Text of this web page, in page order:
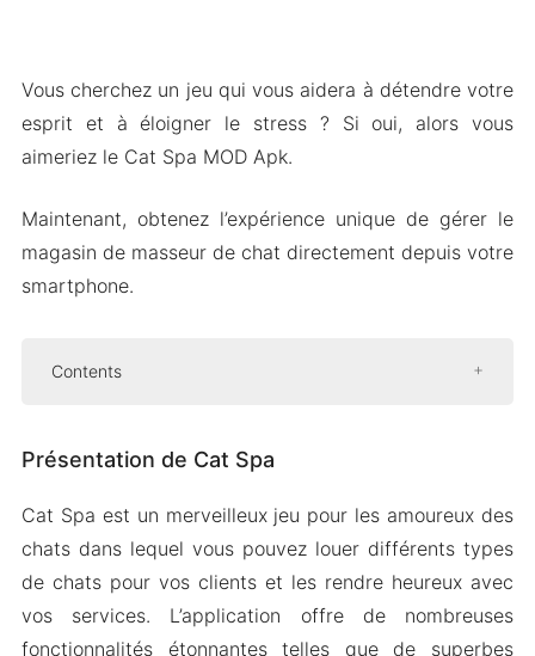
Vous cherchez un jeu qui vous aidera à détendre votre
esprit et à éloigner le stress ? Si oui, alors vous
aimeriez le Cat Spa MOD Apk.
Maintenant, obtenez l’expérience unique de gérer le
magasin de masseur de chat directement depuis votre
smartphone.
Contents
Points de réputation
Décoration de magasin
Salon spécial
Salon de coiffure
Présentation de Cat Spa
Cat Spa est un merveilleux jeu pour les amoureux des
chats dans lequel vous pouvez louer différents types
de chats pour vos clients et les rendre heureux avec
vos services. L’application offre de nombreuses
fonctionnalités étonnantes telles que de superbes